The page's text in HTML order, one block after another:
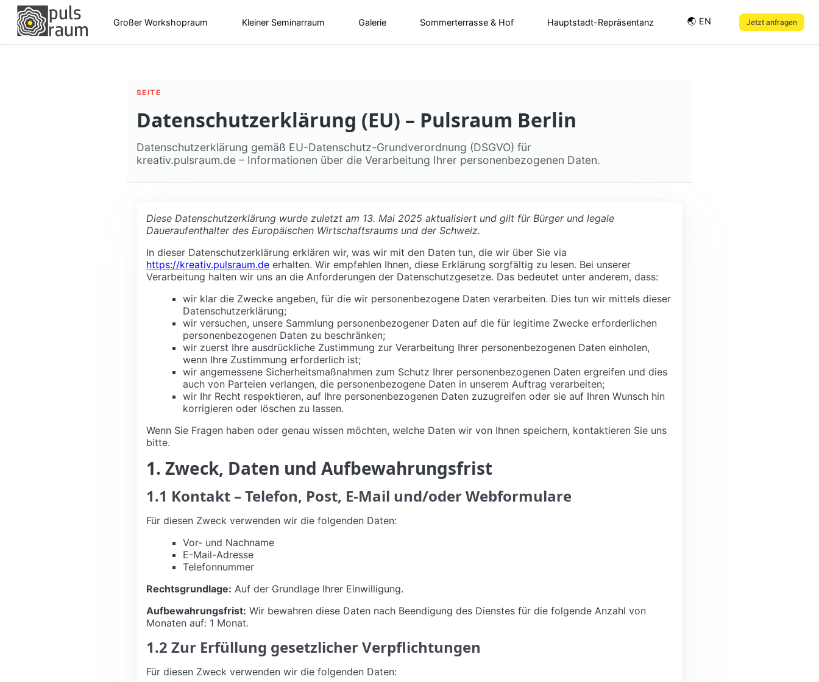
Großer Workshopraum Kleiner Seminarraum Galerie Sommerterrasse & Hof Hauptstadt-Repräsentanz 🌏︎ EN Jetzt anfragen
SEITE
Datenschutzerklärung (EU) – Pulsraum Berlin
Datenschutzerklärung gemäß EU-Datenschutz-Grundverordnung (DSGVO) für
kreativ.pulsraum.de – Informationen über die Verarbeitung Ihrer personenbezogenen Daten.
Diese Datenschutzerklärung wurde zuletzt am 13. Mai 2025 aktualisiert und gilt für Bürger und legale
Daueraufenthalter des Europäischen Wirtschaftsraums und der Schweiz.
In dieser Datenschutzerklärung erklären wir, was wir mit den Daten tun, die wir über Sie via
https://kreativ.pulsraum.de erhalten. Wir empfehlen Ihnen, diese Erklärung sorgfältig zu lesen. Bei unserer
Verarbeitung halten wir uns an die Anforderungen der Datenschutzgesetze. Das bedeutet unter anderem, dass:
wir klar die Zwecke angeben, für die wir personenbezogene Daten verarbeiten. Dies tun wir mittels dieser
Datenschutzerklärung;
wir versuchen, unsere Sammlung personenbezogener Daten auf die für legitime Zwecke erforderlichen
personenbezogenen Daten zu beschränken;
wir zuerst Ihre ausdrückliche Zustimmung zur Verarbeitung Ihrer personenbezogenen Daten einholen,
wenn Ihre Zustimmung erforderlich ist;
wir angemessene Sicherheitsmaßnahmen zum Schutz Ihrer personenbezogenen Daten ergreifen und dies
auch von Parteien verlangen, die personenbezogene Daten in unserem Auftrag verarbeiten;
wir Ihr Recht respektieren, auf Ihre personenbezogenen Daten zuzugreifen oder sie auf Ihren Wunsch hin
korrigieren oder löschen zu lassen.
Wenn Sie Fragen haben oder genau wissen möchten, welche Daten wir von Ihnen speichern, kontaktieren Sie uns
bitte.
1. Zweck, Daten und Aufbewahrungsfrist
1.1 Kontakt – Telefon, Post, E-Mail und/oder Webformulare
Für diesen Zweck verwenden wir die folgenden Daten:
Vor- und Nachname
E-Mail-Adresse
Telefonnummer
Rechtsgrundlage: Auf der Grundlage Ihrer Einwilligung.
Aufbewahrungsfrist: Wir bewahren diese Daten nach Beendigung des Dienstes für die folgende Anzahl von
Monaten auf: 1 Monat.
1.2 Zur Erfüllung gesetzlicher Verpflichtungen
Für diesen Zweck verwenden wir die folgenden Daten: